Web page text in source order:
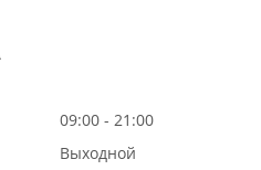
09:00 - 21:00
Выходной